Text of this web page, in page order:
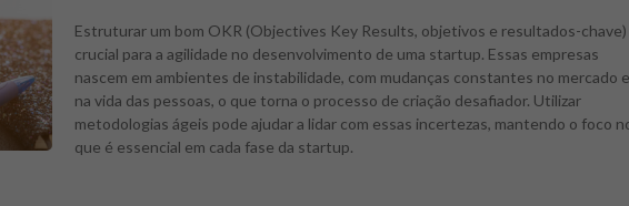
Estruturar um bom OKR (Objectives Key Results, objetivos e resultados-chave)
crucial para a agilidade no desenvolvimento de uma startup. Essas empresas
nascem em ambientes de instabilidade, com mudanças constantes no mercado e
na vida das pessoas, o que torna o processo de criação desafiador. Utilizar
metodologias ágeis pode ajudar a lidar com essas incertezas, mantendo o foco
que é essencial em cada fase da startup.
impacto 2023
A publicação divulga os
resultados de ações e atividades
de inovação gerados por meio
Podcast
Microclimas
Gerando atmosferas